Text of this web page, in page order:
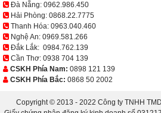
Đà Nẵng: 0962.986.450
Hải Phòng: 0868.22.7775
Thanh Hóa: 0963.040.460
Nghệ An: 0969.581.266
Đắk Lắk: 0984.762.139
Cần Thơ: 0938 704 139
CSKH Phía Nam: 0898 121 139
CSKH Phía Bắc: 0868 50 2002
Copyright © 2013 - 2022 Công ty TNHH